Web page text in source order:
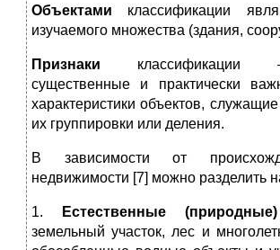
Объектами классификации
изучаемого множества (здания,
Признаки
существенные и практически
характеристики объектов,
их группировки или деления.
В зависимости от
недвижимости [7] можно разделить
1. Естественные
земельный участок, лес и